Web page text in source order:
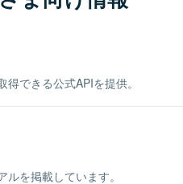
できる公式APIを提供。
を掲載しています。